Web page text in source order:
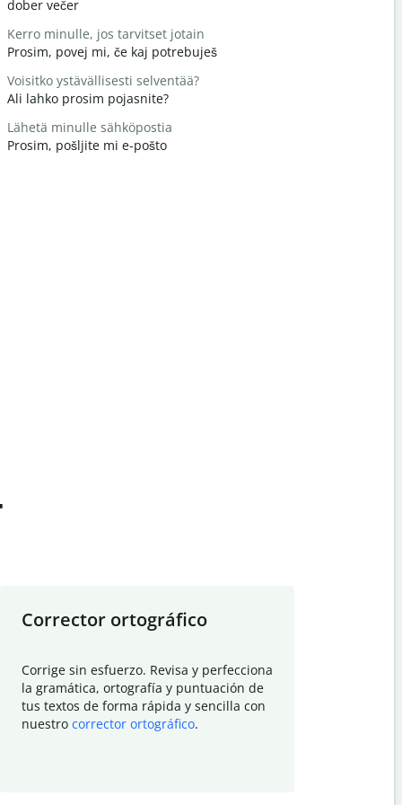
dober večer
Kerro minulle, jos tarvitset jotain
Prosim, povej mi, če kaj potrebuješ
Voisitko ystävällisesti selventää?
Ali lahko prosim pojasnite?
Lähetä minulle sähköpostia
Prosim, pošljite mi e-pošto
Corrector ortográfico
Corrige sin esfuerzo. Revisa y perfecciona
la gramática, ortografía y puntuación de
tus textos de forma rápida y sencilla con
nuestro corrector ortográfico.